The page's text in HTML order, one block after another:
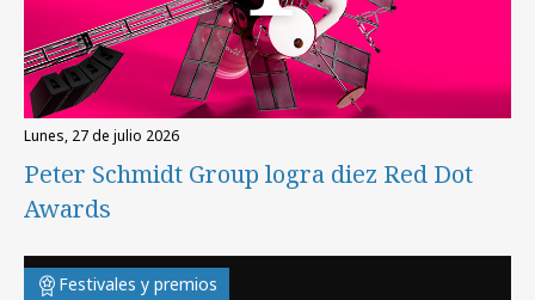
lunes, 27 de julio 2026
Peter Schmidt Group logra diez Red Dot
Awards
Festivales y premios